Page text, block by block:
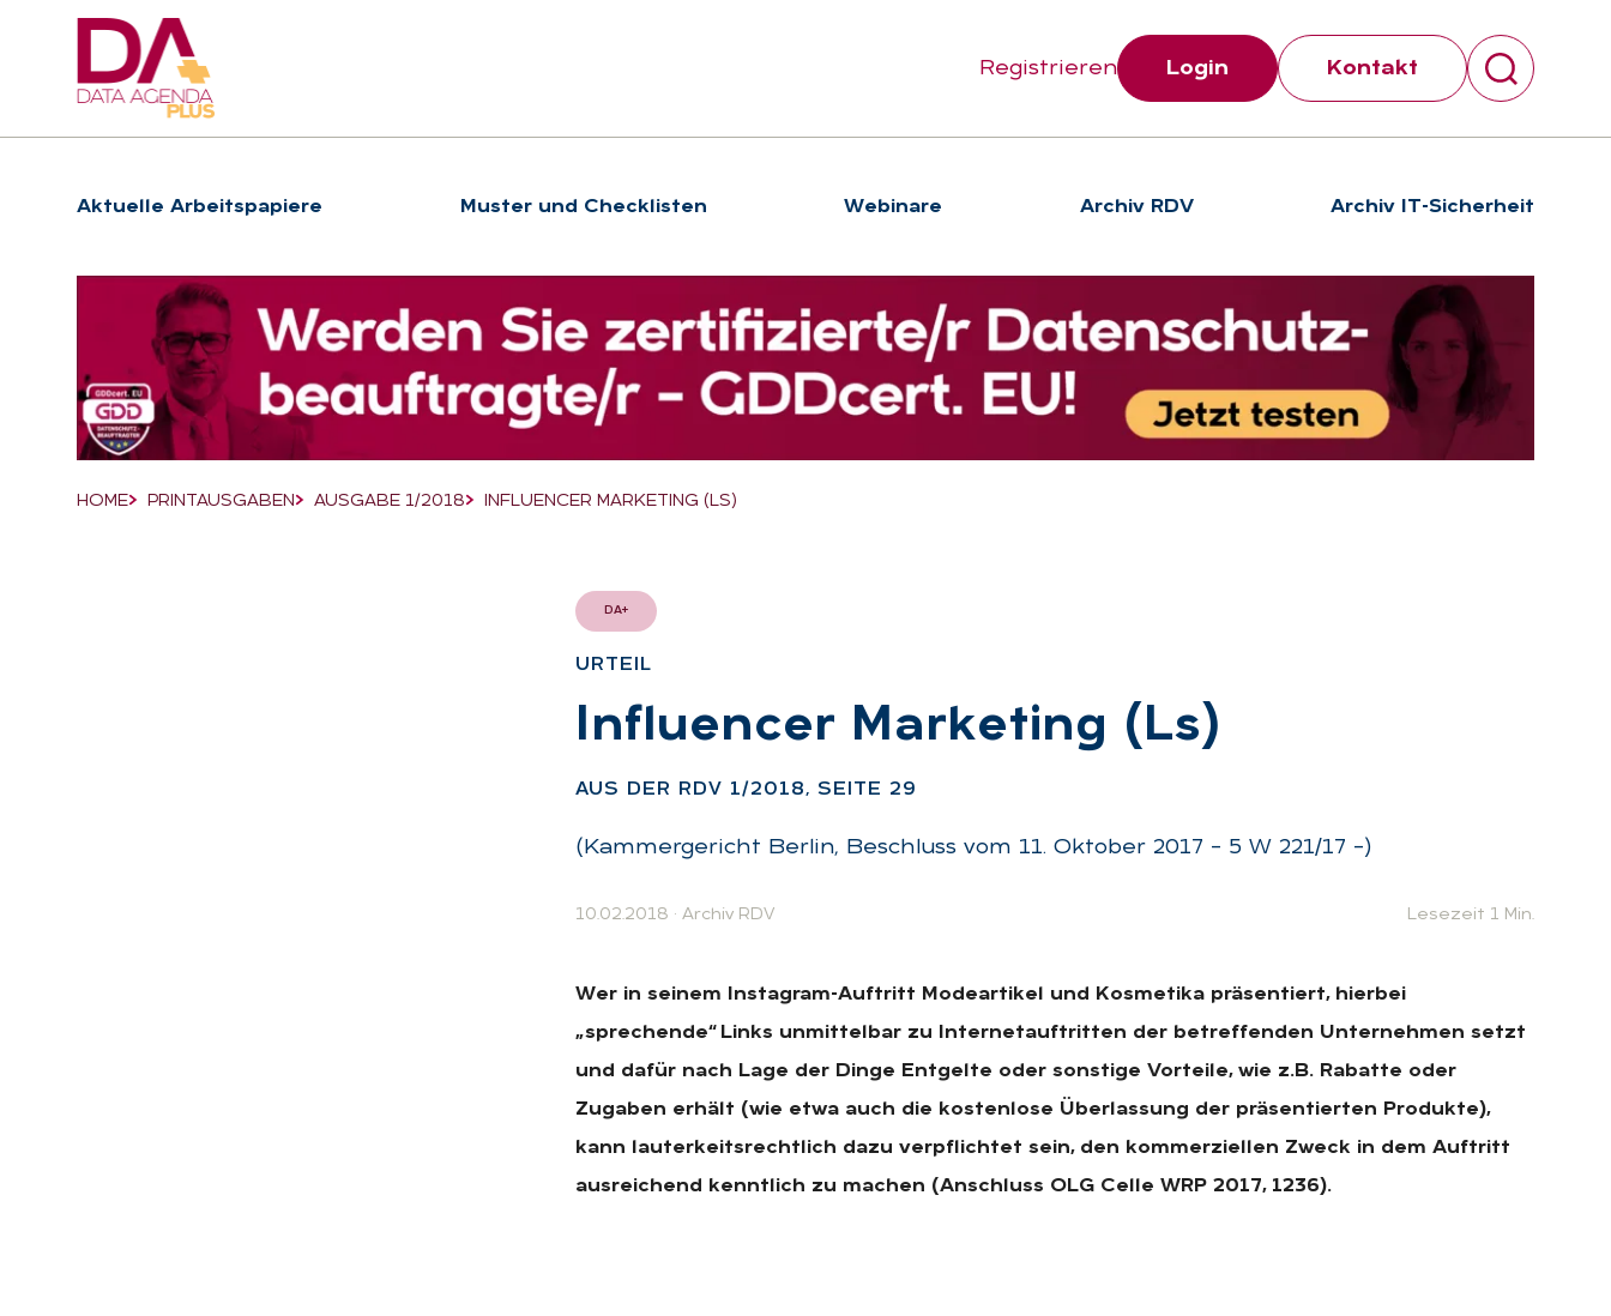
Suchfeld
Suchen
Registrieren Login Kontakt
Hauptnavigation
Ak­tu­el­le Ar­beits­pa­pie­re Muster und Checklisten We­bi­na­re Archiv RDV Archiv IT-Sicherheit
Breadcrumb-Navigation
HOME PRINTAUSGABEN AUSGABE 1/2018 INFLUENCER MARKETING (LS)
DA+
UR­TEIL
:
In­flu­en­cer Mar­ke­ting (Ls)
AUS DER RDV 1/2018, SEI­TE 29
(Kammergericht Berlin, Beschluss vom 11. Oktober 2017 – 5 W 221/17 –)
10.02.2018 · Archiv RDV Lesezeit 1 Min.
Wer in seinem Instagram-Auftritt Modeartikel und Kosmetika präsentiert, hierbei
„sprechende“ Links unmittelbar zu Internetauftritten der betreffenden Unternehmen setzt
und dafür nach Lage der Dinge Entgelte oder sonstige Vorteile, wie z.B. Rabatte oder
Zugaben erhält (wie etwa auch die kostenlose Überlassung der präsentierten Produkte),
kann lauterkeitsrechtlich dazu verpflichtet sein, den kommerziellen Zweck in dem Auftritt
ausreichend kenntlich zu machen (Anschluss OLG Celle WRP 2017, 1236).